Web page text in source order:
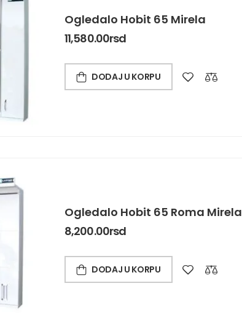
Ogledalo Hobit 65 Mirela
11,580.00rsd
DODAJ U KORPU
Ogledalo Hobit 65 Roma Mirela
8,200.00rsd
DODAJ U KORPU